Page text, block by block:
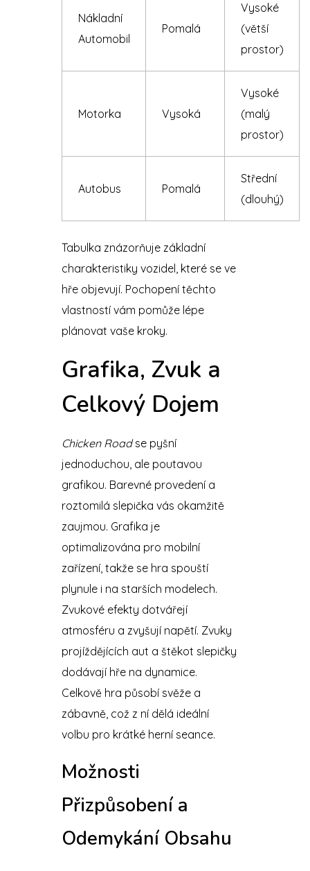
Nákladní
Automobil
Pomalá
Vysoké
(větší
prostor)
Motorka Vysoká
Vysoké
(malý
prostor)
Autobus Pomalá
Střední
(dlouhý)
Tabulka znázorňuje základní
charakteristiky vozidel, které se ve
hře objevují. Pochopení těchto
vlastností vám pomůže lépe
plánovat vaše kroky.
Grafika, Zvuk a
Celkový Dojem
Chicken Roadse pyšní
jednoduchou, ale poutavou
grafikou. Barevné provedení a
roztomilá slepička vás okamžitě
zaujmou. Grafika je
optimalizována pro mobilní
zařízení, takže se hra spouští
plynule i na starších modelech.
Zvukové efekty dotvářejí
atmosféru a zvyšují napětí. Zvuky
projíždějících aut a štěkot slepičky
dodávají hře na dynamice.
Celkově hra působí svěže a
zábavně, což z ní dělá ideální
volbu pro krátké herní seance.
Možnosti
Přizpůsobení a
Odemykání Obsahu